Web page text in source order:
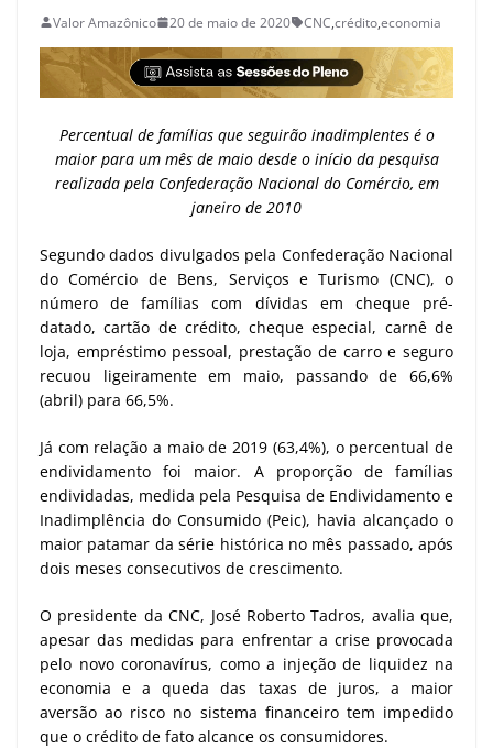
Valor Amazônico 20 de maio de 2020 CNC,crédito,economia
Percentual de famílias que seguirão inadimplentes é o
maior para um mês de maio desde o início da pesquisa
realizada pela Confederação Nacional do Comércio, em
janeiro de 2010
Segundo dados divulgados pela Confederação Nacional
do Comércio de Bens, Serviços e Turismo (CNC), o
número de famílias com dívidas em cheque pré-
datado, cartão de crédito, cheque especial, carnê de
loja, empréstimo pessoal, prestação de carro e seguro
recuou ligeiramente em maio, passando de 66,6%
(abril) para 66,5%.
Já com relação a maio de 2019 (63,4%), o percentual de
endividamento foi maior. A proporção de famílias
endividadas, medida pela Pesquisa de Endividamento e
Inadimplência do Consumido (Peic), havia alcançado o
maior patamar da série histórica no mês passado, após
dois meses consecutivos de crescimento.
O presidente da CNC, José Roberto Tadros, avalia que,
apesar das medidas para enfrentar a crise provocada
pelo novo coronavírus, como a injeção de liquidez na
economia e a queda das taxas de juros, a maior
aversão ao risco no sistema financeiro tem impedido
que o crédito de fato alcance os consumidores.